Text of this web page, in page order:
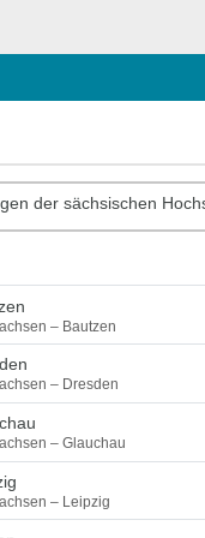
der sächsischen
– Bautzen
– Dresden
– Glauchau
– Leipzig